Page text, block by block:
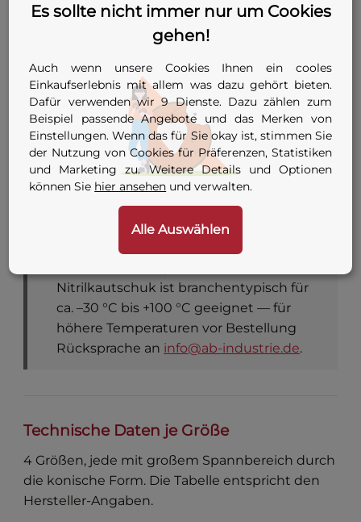
Einsatzbereich
bis 63 mm
Anschluss
Konfigurator-Tabelle
oben
Innengewinde
Adapter
G 1/8 oder G 1/4 (je nach
Anschluss-
Konfiguration)
Temperatureinsatzgrenzen sind
im Hersteller-Datenblatt zu diesem
Nitrilkautschuk ist branchentypisch für
ca. –30 °C bis +100 °C geeignet — für
höhere Temperaturen vor Bestellung
Rücksprache an info@ab-industrie.de.
Technische Daten je Größe
4 Größen, jede mit großem Spannbereich durch
die konische Form. Die Tabelle entspricht den
Hersteller-Angaben.
Es sollte nicht immer nur um Cookies
gehen!
Auch wenn unsere Cookies Ihnen ein cooles
Einkaufserlebnis mit allem was dazu gehört bieten.
Dafür verwenden wir 9 Dienste. Dazu zählen zum
Beispiel passende Angebote und das Merken von
Einstellungen. Wenn das für Sie okay ist, stimmen Sie
der Nutzung von Cookies für Präferenzen, Statistiken
und Marketing zu. Weitere Details und Optionen
können Sie hier ansehen und verwalten.
Alle Auswählen